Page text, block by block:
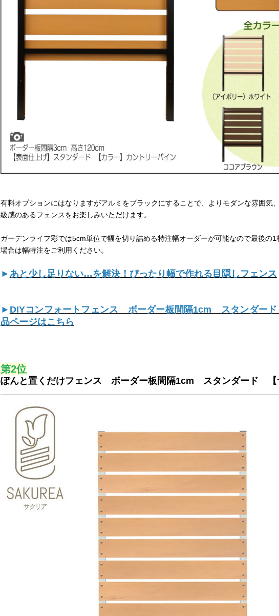
有料オプションにはなりますがアルミをブラックにすることで、よりモダンな雰囲気
級感のあるフェンスをお楽しみいただけます。
ガーデンライフ彩では5cm単位で幅を切り詰める特注幅オーダーが可能なので最後の
場合は幅特注をご利用ください。
► あと少し足りない…を解決！ぴったり幅で作れる目隠しフェンス
► DIYコンフォートフェンス ボーダー板間隔1cm スタンダー
品ページはこちら
第2位
ぽんと置くだけフェンス ボーダー板間隔1cm スタンダード 【